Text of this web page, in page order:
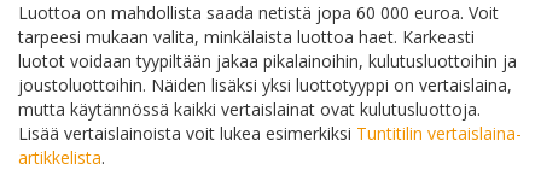
Luottoa on mahdollista saada netistä jopa 60 000 euroa. Voit
tarpeesi mukaan valita, minkälaista luottoa haet. Karkeasti
luotot voidaan tyypiltään jakaa pikalainoihin, kulutusluottoihin ja
joustoluottoihin. Näiden lisäksi yksi luottotyyppi on vertaislaina,
mutta käytännössä kaikki vertaislainat ovat kulutusluottoja.
Lisää vertaislainoista voit lukea esimerkiksi Tuntitilin vertaislaina-
artikkelista.